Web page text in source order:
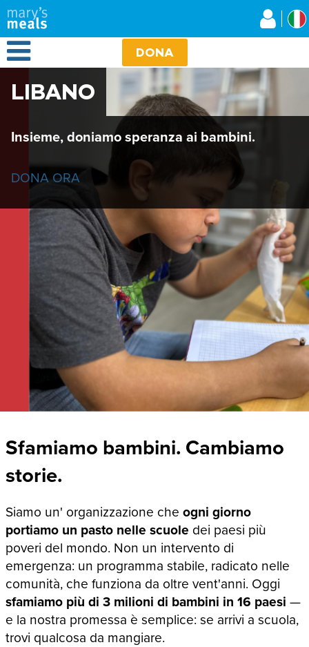
Salta
al
contenuto
principale
Open Menu DONA
LIBANO
Insieme, doniamo speranza ai bambini.
DONA ORA
Sfamiamo bambini. Cambiamo
storie.
Siamo un' organizzazione che ogni giorno
portiamo un pasto nelle scuole dei paesi più
poveri del mondo. Non un intervento di
emergenza: un programma stabile, radicato nelle
comunità, che funziona da oltre vent'anni. Oggi
sfamiamo più di 3 milioni di bambini in 16 paesi —
e la nostra promessa è semplice: se arrivi a scuola,
trovi qualcosa da mangiare.